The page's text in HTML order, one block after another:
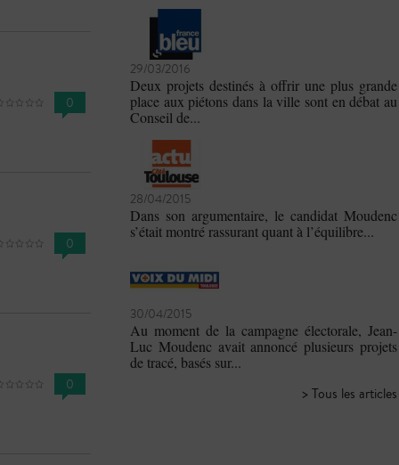
0
0
0
29/03/2016
Deux projets destinés à offrir une plus grande
place aux piétons dans la ville sont en débat au
Conseil de...
28/04/2015
Dans son argumentaire, le candidat Moudenc
s’était montré rassurant quant à l’équilibre...
30/04/2015
Au moment de la campagne électorale, Jean-
Luc Moudenc avait annoncé plusieurs projets
de tracé, basés sur...
> Tous les articles